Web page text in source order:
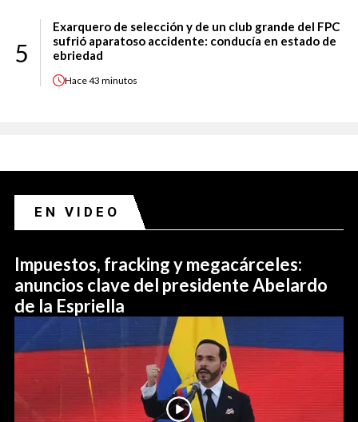
5
Exarquero de selección y de un club grande del FPC
sufrió aparatoso accidente: conducía en estado de
ebriedad
Hace43 minutos
EN VIDEO
Impuestos, fracking y megacárceles:
anuncios clave del presidente Abelardo
de la Espriella